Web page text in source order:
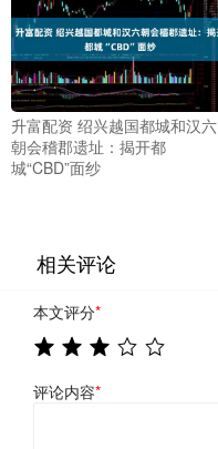
升富配资 绍兴越国都城和汉六
朝会稽郡遗址：揭开都
城“CBD”面纱
相关评论
本文评分*
评论内容*